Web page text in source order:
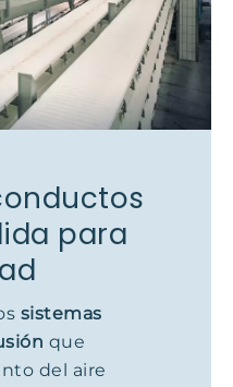
para
sistemas
que
del aire